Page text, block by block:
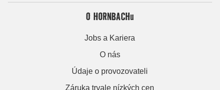
O HORNBACHu
Jobs a Kariera
O nás
Údaje o provozovateli
Záruka trvale nízkých cen